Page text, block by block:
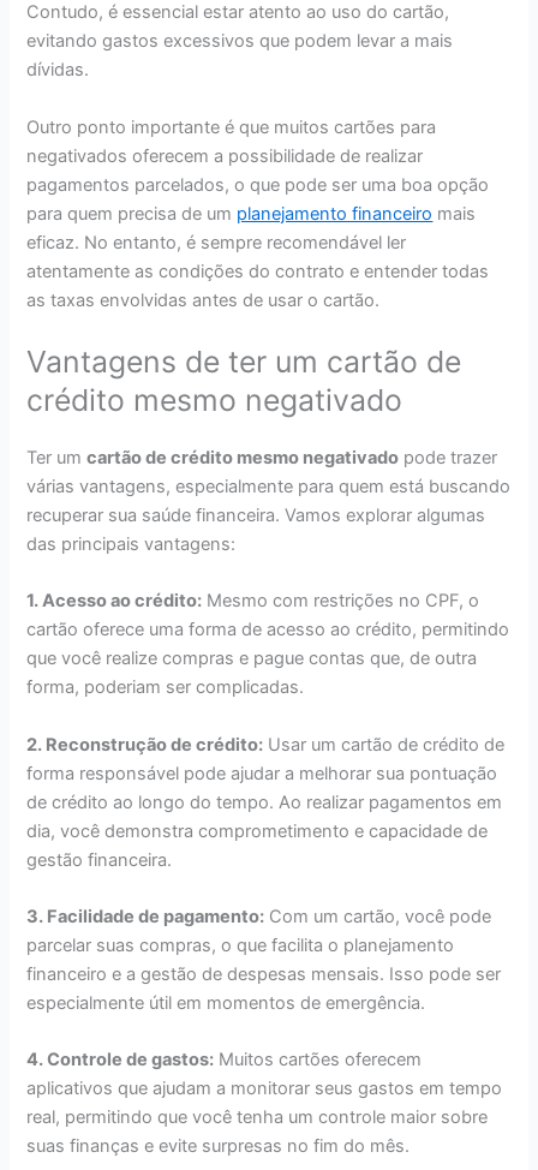
Contudo, é essencial estar atento ao uso do cartão,
evitando gastos excessivos que podem levar a mais
dívidas.
Outro ponto importante é que muitos cartões para
negativados oferecem a possibilidade de realizar
pagamentos parcelados, o que pode ser uma boa opção
para quem precisa de um planejamento financeiro mais
eficaz. No entanto, é sempre recomendável ler
atentamente as condições do contrato e entender todas
as taxas envolvidas antes de usar o cartão.
Vantagens de ter um cartão de
crédito mesmo negativado
Ter umcartão de crédito mesmo negativado pode trazer
várias vantagens, especialmente para quem está buscando
recuperar sua saúde financeira. Vamos explorar algumas
das principais vantagens:
1. Acesso ao crédito: Mesmo com restrições no CPF, o
cartão oferece uma forma de acesso ao crédito, permitindo
que você realize compras e pague contas que, de outra
forma, poderiam ser complicadas.
2. Reconstrução de crédito: Usar um cartão de crédito de
forma responsável pode ajudar a melhorar sua pontuação
de crédito ao longo do tempo. Ao realizar pagamentos em
dia, você demonstra comprometimento e capacidade de
gestão financeira.
3. Facilidade de pagamento: Com um cartão, você pode
parcelar suas compras, o que facilita o planejamento
financeiro e a gestão de despesas mensais. Isso pode ser
especialmente útil em momentos de emergência.
4. Controle de gastos: Muitos cartões oferecem
aplicativos que ajudam a monitorar seus gastos em tempo
real, permitindo que você tenha um controle maior sobre
suas finanças e evite surpresas no fim do mês.